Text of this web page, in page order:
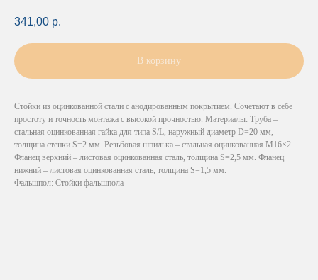
341,00 р.
В корзину
Стойки из оцинкованной стали с анодированным покрытием. Сочетают в себе
простоту и точность монтажа с высокой прочностью. Материалы: Труба –
стальная оцинкованная гайка для типа S/L, наружный диаметр D=20 мм,
толщина стенки S=2 мм. Резьбовая шпилька – стальная оцинкованная М16×2.
Фланец верхний – листовая оцинкованная сталь, толщина S=2,5 мм. Фланец
нижний – листовая оцинкованная сталь, толщина S=1,5 мм.
Фальшпол: Стойки фальшпола